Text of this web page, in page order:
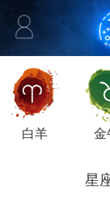
白羊 金
星